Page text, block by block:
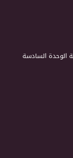
الوحدة السادسة